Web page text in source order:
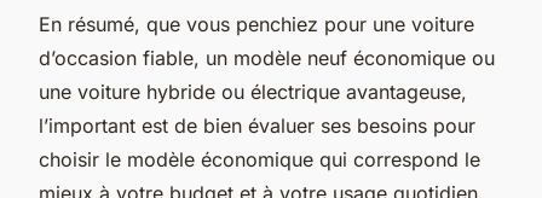
En résumé, que vous penchiez pour une voiture
d’occasion fiable, un modèle neuf économique ou
une voiture hybride ou électrique avantageuse,
l’important est de bien évaluer ses besoins pour
choisir le modèle économique qui correspond le
mieux à votre budget et à votre usage quotidien.